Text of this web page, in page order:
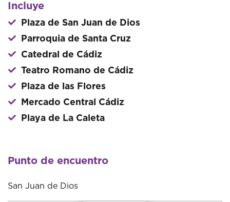
Incluye
Plaza de San Juan de Dios
Parroquia de Santa Cruz
Catedral de Cádiz
Teatro Romano de Cádiz
Plaza de las Flores
Mercado Central Cádiz
Playa de La Caleta
Punto de encuentro
San Juan de Dios